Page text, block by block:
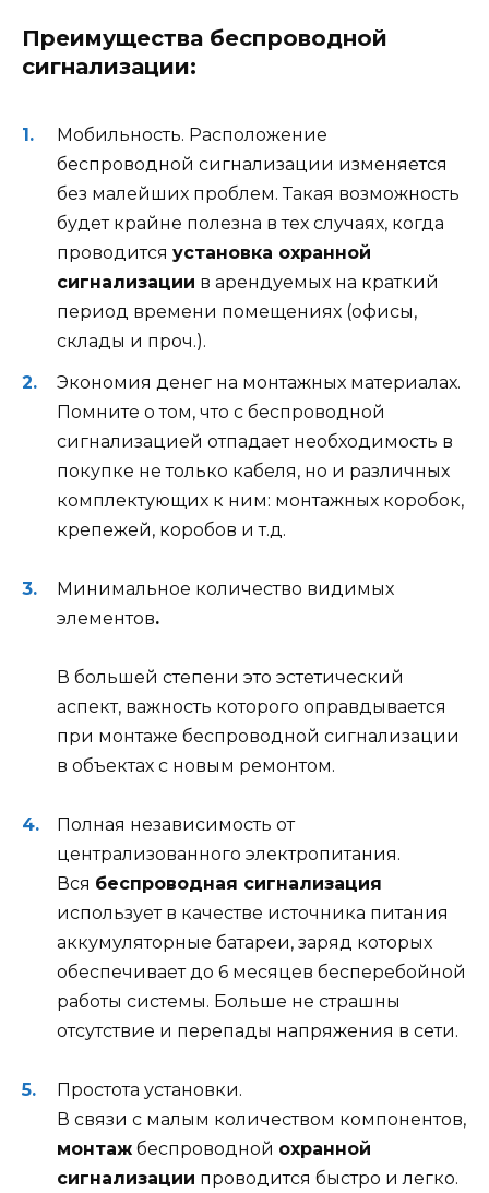
Преимущества беспроводной
сигнализации:
Мобильность. Расположение
беспроводной сигнализации изменяется
без малейших проблем. Такая возможность
будет крайне полезна в тех случаях, когда
проводится установка охранной
сигнализации в арендуемых на краткий
период времени помещениях (офисы,
склады и проч.).
Экономия денег на монтажных материалах.
Помните о том, что с беспроводной
сигнализацией отпадает необходимость в
покупке не только кабеля, но и различных
комплектующих к ним: монтажных коробок,
крепежей, коробов и т.д.
Минимальное количество видимых
элементов.
В большей степени это эстетический
аспект, важность которого оправдывается
при монтаже беспроводной сигнализации
в объектах с новым ремонтом.
Полная независимость от
централизованного электропитания.
Вся беспроводная сигнализация
использует в качестве источника питания
аккумуляторные батареи, заряд которых
обеспечивает до 6 месяцев бесперебойной
работы системы. Больше не страшны
отсутствие и перепады напряжения в сети.
Простота установки.
В связи с малым количеством компонентов,
монтаж беспроводной охранной
сигнализации проводится быстро и легко.